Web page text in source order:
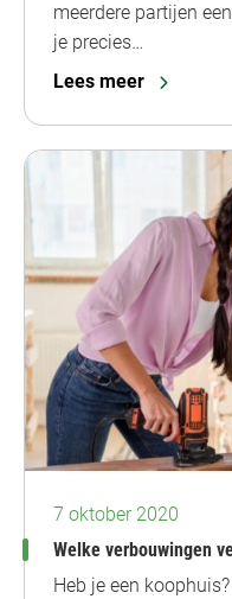
meerdere partijen
je precies…
Lees meer
7 oktober 2020
Welke verbouwingen
Heb je een